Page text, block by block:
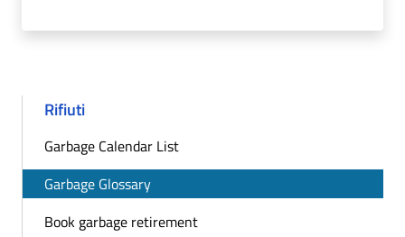
Rifiuti
Garbage Calendar List
Garbage Glossary
Book garbage retirement